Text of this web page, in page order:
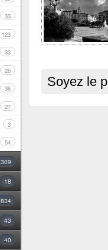
33
123
33
26
36
27
3
54
309
18
834
43
40
Soyez le